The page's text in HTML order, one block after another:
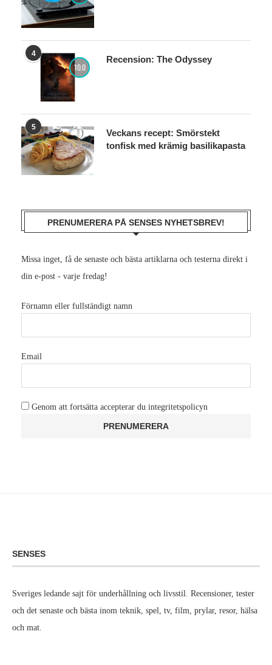
4
10.0
Recension: The Odyssey
5
Veckans recept: Smörstekt
tonfisk med krämig basilikapasta
PRENUMERERA PÅ SENSES NYHETSBREV!
Missa inget, få de senaste och bästa artiklarna och testerna direkt i
din e-post - varje fredag!
Förnamn eller fullständigt namn
Email
Genom att fortsätta accepterar du integritetspolicyn
SENSES
Sveriges ledande sajt för underhållning och livsstil. Recensioner, tester
och det senaste och bästa inom teknik, spel, tv, film, prylar, resor, hälsa
och mat.